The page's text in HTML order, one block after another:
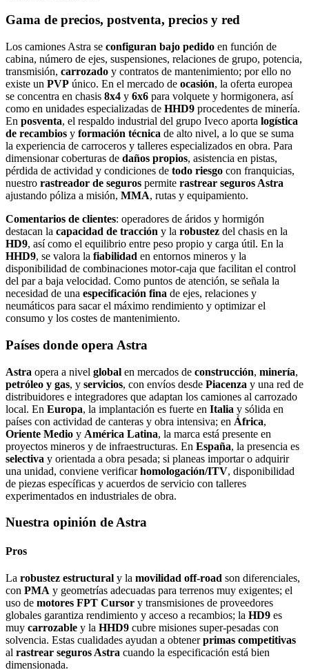
Gama de precios, postventa, precios y red
Los camiones Astra se configuran bajo pedido en función de
cabina, número de ejes, suspensiones, relaciones de grupo, potencia,
transmisión, carrozado y contratos de mantenimiento; por ello no
existe un PVP único. En el mercado de ocasión, la oferta europea
se concentra en chasis 8x4 y 6x6 para volquete y hormigonera, así
como en unidades especializadas de HHD9 procedentes de minería.
En posventa, el respaldo industrial del grupo Iveco aporta logística
de recambios y formación técnica de alto nivel, a lo que se suma
la experiencia de carroceros y talleres especializados en obra. Para
dimensionar coberturas de daños propios, asistencia en pistas,
pérdida de actividad y condiciones de todo riesgo con franquicias,
nuestro rastreador de seguros permite rastrear seguros Astra
ajustando póliza a misión, MMA, rutas y equipamiento.
Comentarios de clientes: operadores de áridos y hormigón
destacan la capacidad de tracción y la robustez del chasis en la
HD9, así como el equilibrio entre peso propio y carga útil. En la
HHD9, se valora la fiabilidad en entornos mineros y la
disponibilidad de combinaciones motor‑caja que facilitan el control
del par a baja velocidad. Como puntos de atención, se señala la
necesidad de una especificación fina de ejes, relaciones y
neumáticos para sacar el máximo rendimiento y optimizar el
consumo y los costes de mantenimiento.
Países donde opera Astra
Astra opera a nivel global en mercados de construcción, minería,
petróleo y gas, y servicios, con envíos desde Piacenza y una red de
distribuidores e integradores que adaptan los camiones al carrozado
local. En Europa, la implantación es fuerte en Italia y sólida en
países con actividad de canteras y obra intensiva; en África,
Oriente Medio y América Latina, la marca está presente en
proyectos mineros y de infraestructuras. En España, la presencia es
selectiva y orientada a obra pesada; si planeas importar o adquirir
una unidad, conviene verificarhomologación/ITV, disponibilidad
de piezas específicas y acuerdos de servicio con talleres
experimentados en industriales de obra.
Nuestra opinión de Astra
Pros
La robustez estructural y la movilidad off‑road son diferenciales,
con PMA y geometrías adecuadas para terrenos muy exigentes; el
uso de motores FPT Cursor y transmisiones de proveedores
globales garantiza rendimiento y acceso a recambios; la HD9 es
muy carrozable y la HHD9 cubre misiones super‑pesadas con
solvencia. Estas cualidades ayudan a obtenerprimas competitivas
al rastrear seguros Astra cuando la especificación está bien
dimensionada.